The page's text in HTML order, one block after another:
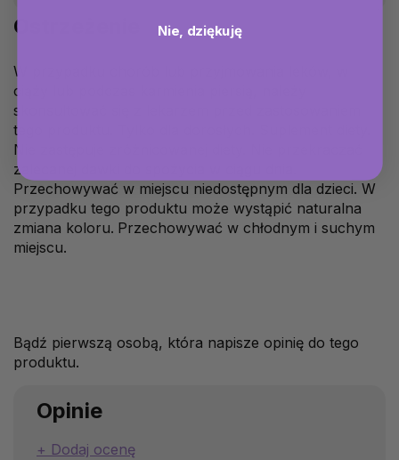
Ostrzeżenie
W przypadku chorób lub przyjmowania leków, w
ciąży lub podczas karmienia piersią, należy
skonsultować się z lekarzem przed zastosowaniem
tego produktu. Tylko dla dorosłych. Suplement diety.
Nie zastępuje zróżnicowanej diety. Nie przekraczać
zalecanej dawki do spożycia w ciągu dnia.
Przechowywać w miejscu niedostępnym dla dzieci. W
przypadku tego produktu może wystąpić naturalna
zmiana koloru. Przechowywać w chłodnym i suchym
miejscu.
Bądź pierwszą osobą, która napisze opinię do tego
produktu.
Opinie
Dodaj ocenę
Nie, dziękuję